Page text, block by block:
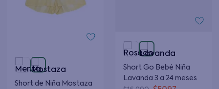
Short de Niña Mostaza
Short Go Bebé Niña
Lavanda 3 a 24 meses